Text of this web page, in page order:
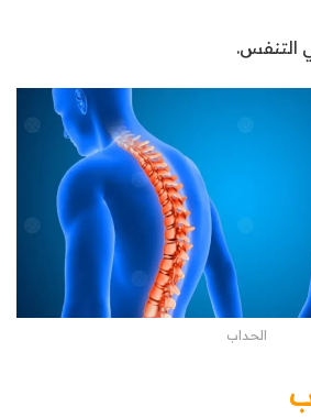
التنفس.
الحداب